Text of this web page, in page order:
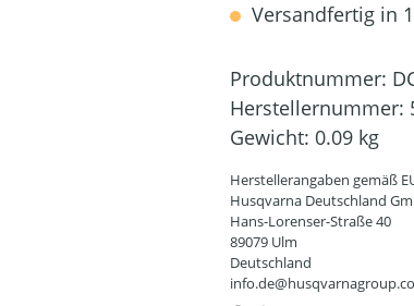
Versandfertig in
Produktnummer:
Herstellernummer:
Gewicht: 0.09 kg
Herstellerangaben gemäß
Husqvarna Deutschland
Hans-Lorenser-Straße 40
89079 Ulm
Deutschland